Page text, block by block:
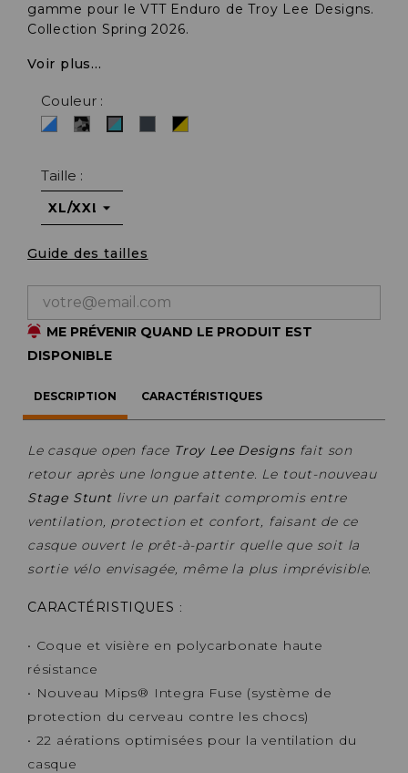
gamme pour le VTT Enduro de Troy Lee Designs.
Collection Spring 2026.
Voir plus...
Couleur :
Blanc/bleu
Camo Gris/turquoise
Noir
Taille :
Guide des tailles
ME PRÉVENIR QUAND LE PRODUIT EST
DISPONIBLE
DESCRIPTION CARACTÉRISTIQUES
Le casque open face Troy Lee Designsfait son
retour après une longue attente. Le tout-nouveau
Stage Stuntlivre un parfait compromis entre
ventilation, protection et confort, faisant de ce
casque ouvert le prêt-à-partir quelle que soit la
sortie vélo envisagée, même la plus imprévisible.
CARACTÉRISTIQUES :
• Coque et visière en polycarbonate haute
résistance
• Nouveau Mips® Integra Fuse (système de
protection du cerveau contre les chocs)
• 22 aérations optimisées pour la ventilation du
casque